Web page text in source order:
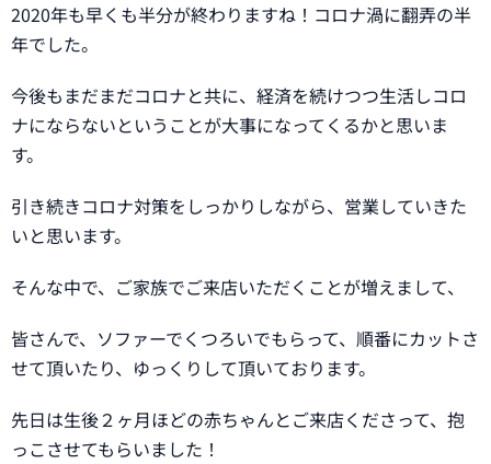
2020年も早くも半分が終わりますね！コロナ渦に翻弄の半
年でした。
今後もまだまだコロナと共に、経済を続けつつ生活しコロ
ナにならないということが大事になってくるかと思いま
す。
引き続きコロナ対策をしっかりしながら、営業していきた
いと思います。
そんな中で、ご家族でご来店いただくことが増えまして、
皆さんで、ソファーでくつろいでもらって、順番にカットさ
せて頂いたり、ゆっくりして頂いております。
先日は生後２ヶ月ほどの赤ちゃんとご来店くださって、抱
っこさせてもらいました！